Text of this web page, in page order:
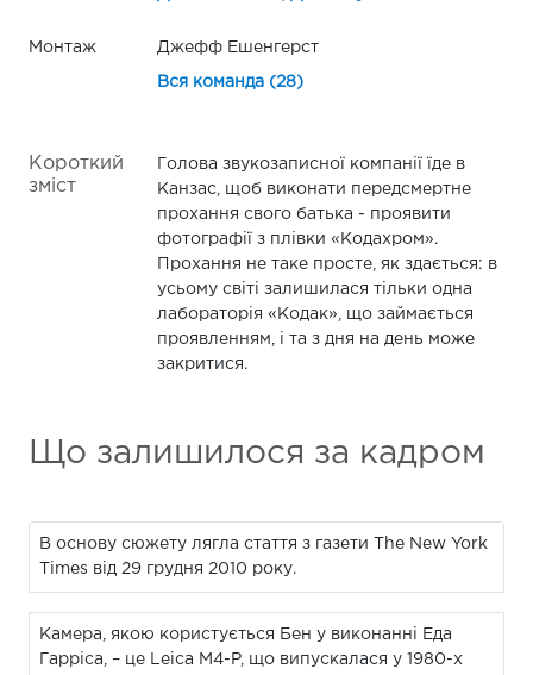
Монтаж Джефф Ешенгерст
Вся команда (28)
Короткий
зміст
Голова звукозаписної компанії їде в
Канзас, щоб виконати передсмертне
прохання свого батька - проявити
фотографії з плівки «Кодахром».
Прохання не таке просте, як здається: в
усьому світі залишилася тільки одна
лабораторія «Кодак», що займається
проявленням, і та з дня на день може
закритися.
Що залишилося за кадром
В основу сюжету лягла стаття з газети The New York
Times від 29 грудня 2010 року.
Камера, якою користується Бен у виконанні Еда
Гарріса, – це Leica M4-P, що випускалася у 1980-х